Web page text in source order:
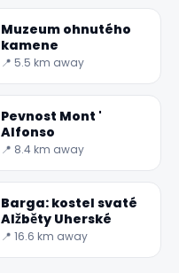
Muzeum ohnutého
kamene
📍 5.5 km away
Pevnost Mont '
Alfonso
📍 8.4 km away
Barga: kostel svaté
Alžběty Uherské
📍 16.6 km away